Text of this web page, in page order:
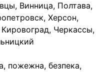
Винница, Полтава,
Херсон,
Черкассы,
пожежна, безпека,